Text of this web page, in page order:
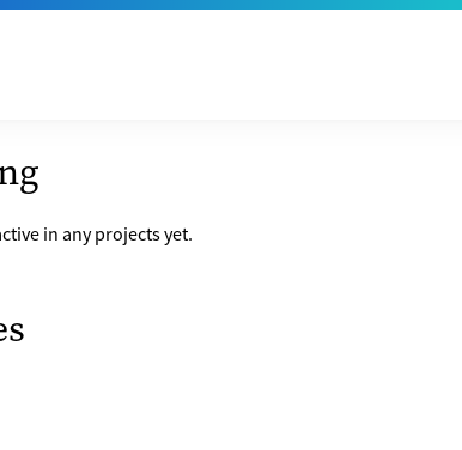
of projects the are
in any projects yet.
activities on their